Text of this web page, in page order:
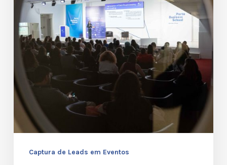
para
Eventos
Corporativos
Captura de Leads em Eventos